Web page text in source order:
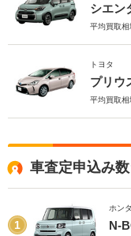
シエン
平均買取相
トヨタ
プリウ
平均買取相
車査定申込み
1
ホン
N-